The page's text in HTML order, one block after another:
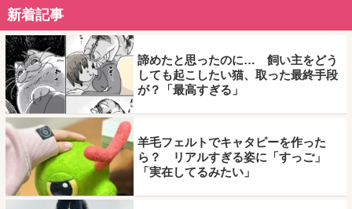
新着記事
諦めたと思ったのに… 飼い主をどう
しても起こしたい猫、取った最終手段
が？「最高すぎる」
羊毛フェルトでキャタピーを作った
ら？ リアルすぎる姿に「すっご」
「実在してるみたい」